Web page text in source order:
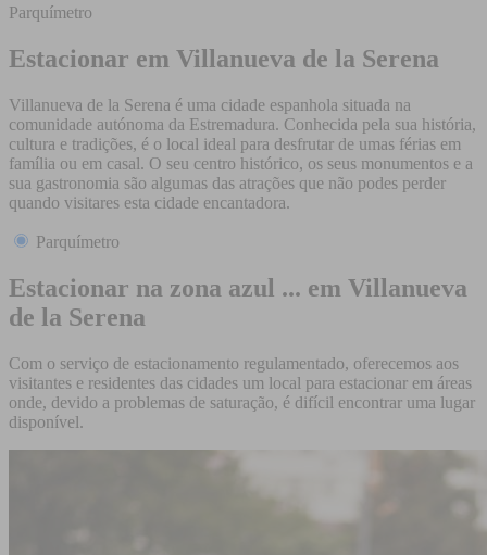
Parquímetro
Estacionar em Villanueva de la Serena
Villanueva de la Serena é uma cidade espanhola situada na
comunidade autónoma da Estremadura. Conhecida pela sua história,
cultura e tradições, é o local ideal para desfrutar de umas férias em
família ou em casal. O seu centro histórico, os seus monumentos e a
sua gastronomia são algumas das atrações que não podes perder
quando visitares esta cidade encantadora.
Parquímetro
Estacionar na zona azul ... em Villanueva
de la Serena
Com o serviço de estacionamento regulamentado, oferecemos aos
visitantes e residentes das cidades um local para estacionar em áreas
onde, devido a problemas de saturação, é difícil encontrar uma lugar
disponível.